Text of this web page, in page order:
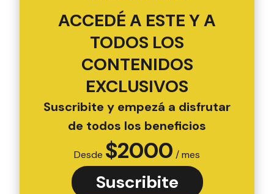
ACCEDÉ A ESTE Y A
TODOS LOS
CONTENIDOS
EXCLUSIVOS
Suscribite y empezá a disfrutar
de todos los beneficios
Desde $2000 / mes
Suscribite